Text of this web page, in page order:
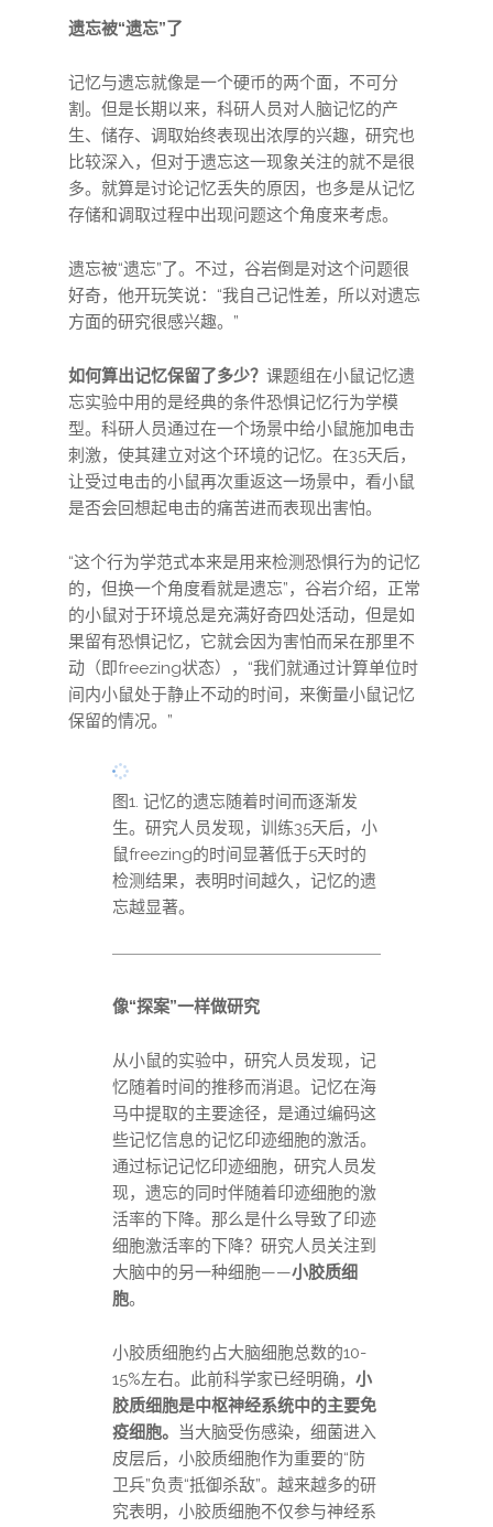
遗忘被“遗忘”了
记忆与遗忘就像是一个硬币的两个面，不可分
割。但是长期以来，科研人员对人脑记忆的产
生、储存、调取始终表现出浓厚的兴趣，研究也
比较深入，但对于遗忘这一现象关注的就不是很
多。就算是讨论记忆丢失的原因，也多是从记忆
存储和调取过程中出现问题这个角度来考虑。
遗忘被“遗忘”了。不过，谷岩倒是对这个问题很
好奇，他开玩笑说：“我自己记性差，所以对遗忘
方面的研究很感兴趣。”
如何算出记忆保留了多少？课题组在小鼠记忆遗
忘实验中用的是经典的条件恐惧记忆行为学模
型。科研人员通过在一个场景中给小鼠施加电击
刺激，使其建立对这个环境的记忆。在35天后，
让受过电击的小鼠再次重返这一场景中，看小鼠
是否会回想起电击的痛苦进而表现出害怕。
“这个行为学范式本来是用来检测恐惧行为的记忆
的，但换一个角度看就是遗忘”，谷岩介绍，正常
的小鼠对于环境总是充满好奇四处活动，但是如
果留有恐惧记忆，它就会因为害怕而呆在那里不
动（即freezing状态），“我们就通过计算单位时
间内小鼠处于静止不动的时间，来衡量小鼠记忆
保留的情况。”
图1. 记忆的遗忘随着时间而逐渐发
生。研究人员发现，训练35天后，小
鼠freezing的时间显著低于5天时的
检测结果，表明时间越久，记忆的遗
忘越显著。
像“探案”一样做研究
从小鼠的实验中，研究人员发现，记
忆随着时间的推移而消退。记忆在海
马中提取的主要途径，是通过编码这
些记忆信息的记忆印迹细胞的激活。
通过标记记忆印迹细胞，研究人员发
现，遗忘的同时伴随着印迹细胞的激
活率的下降。那么是什么导致了印迹
细胞激活率的下降？研究人员关注到
大脑中的另一种细胞——小胶质细
胞。
小胶质细胞约占大脑细胞总数的10-
15%左右。此前科学家已经明确，小
胶质细胞是中枢神经系统中的主要免
疫细胞。 当大脑受伤感染，细菌进入
皮层后，小胶质细胞作为重要的“防
卫兵”负责“抵御杀敌”。越来越多的研
究表明，小胶质细胞不仅参与神经系